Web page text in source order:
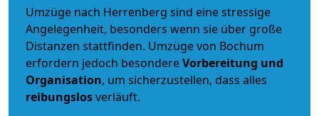
Umzüge nach Herrenberg sind eine stressige
Angelegenheit, besonders wenn sie über große
Distanzen stattfinden. Umzüge von Bochum
erfordern jedoch besondereVorbereitung und
Organisation, um sicherzustellen, dass alles
reibungslosverläuft.